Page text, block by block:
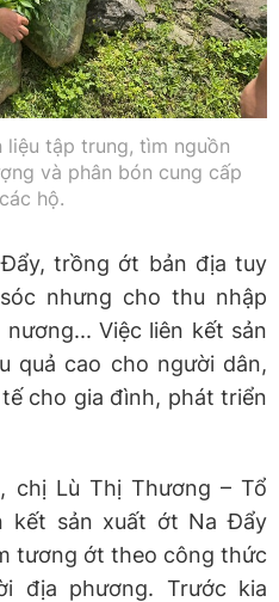
liệu tập trung, tìm nguồn
và phân bón cung cấp
hộ.
trồng ớt bản địa tuy
nhưng cho thu nhập
Việc liên kết sản
quả cao cho người dân,
cho gia đình, phát triển
chị Lù Thị Thương – Tổ
kết sản xuất ớt Na Đẩy
tương ớt theo công thức
địa phương. Trước kia